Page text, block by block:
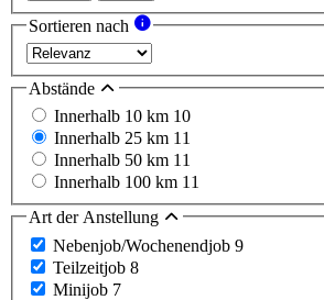
Sortieren nach
Abstände
Innerhalb 10 km 10
Innerhalb 25 km 11
Innerhalb 50 km 11
Innerhalb 100 km 11
Art der Anstellung
Nebenjob/Wochenendjob 9
Teilzeitjob 8
Minijob 7